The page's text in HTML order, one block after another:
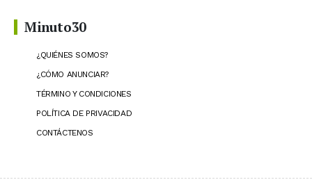
Minuto30
¿QUIÉNES SOMOS?
¿CÓMO ANUNCIAR?
TÉRMINO Y CONDICIONES
POLÍTICA DE PRIVACIDAD
CONTÁCTENOS